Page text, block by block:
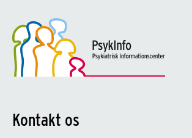
Kontakt os